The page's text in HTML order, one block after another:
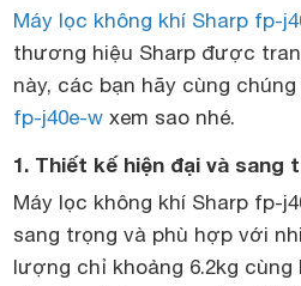
Máy lọc không khí Sharp fp-
thương hiệu Sharp được
này, các bạn hãy cùng
fp-j40e-w xem sao nhé.
1. Thiết kế hiện đại và sang
Máy lọc không khí Sharp fp-
sang trọng và phù hợp với
lượng chỉ khoảng 6.2kg